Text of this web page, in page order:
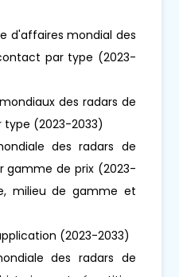
d'affaires mondial des
par type (2023-
des radars de
(2023-2033)
des radars de
gamme de prix (2023-
milieu de gamme et
(2023-2033)
des radars de